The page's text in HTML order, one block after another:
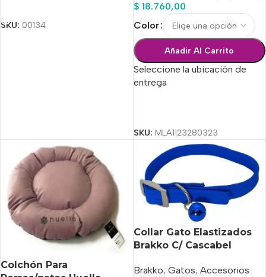
SKU: 00134
$ 18.760,00
Color
Añadir Al Carrito
Seleccione la ubicación de
entrega
SKU: MLA1123280323
Colchón Para
Collar Gato Elastizados
Brakko C/ Cascabel
Brakko, Gatos, Accesorios